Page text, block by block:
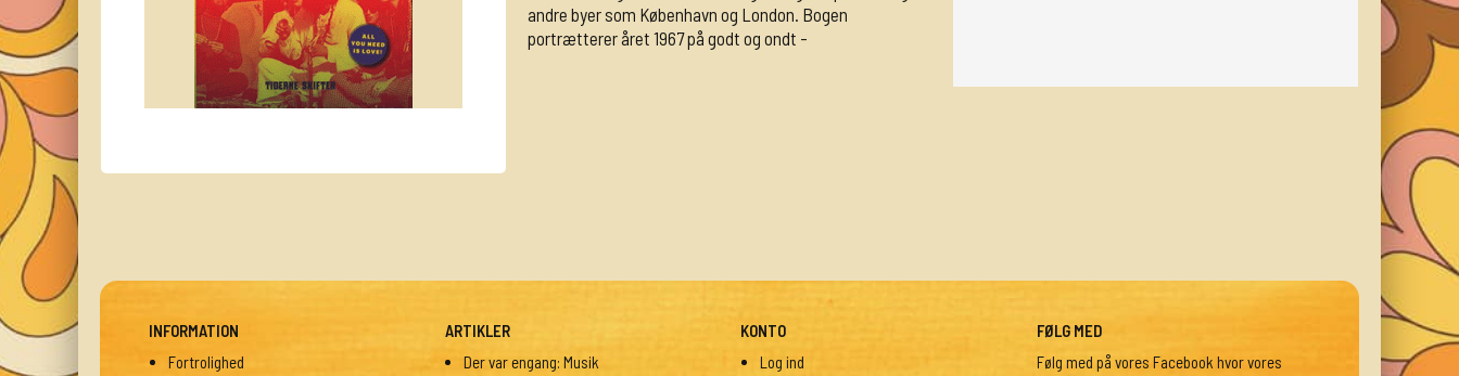
andre byer som København og London. Bogen
portrætterer året 1967 på godt og ondt -
INFORMATION
Fortrolighed
ARTIKLER
Der var engang: Musik
KONTO
Log ind
FØLG MED
Følg med på vores Facebook hvor vores